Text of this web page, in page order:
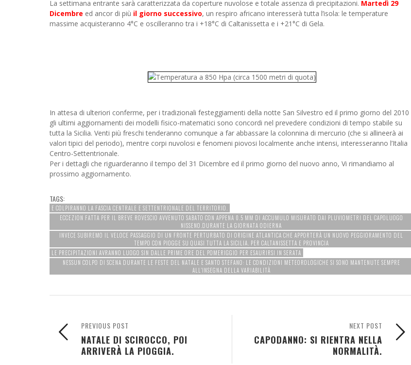
La settimana entrante sarà caratterizzata da coperture nuvolose e totale assenza di precipitazioni. Martedì 29
Dicembre ed ancor di più il giorno successivo, un respiro africano interesserà tutta l’isola: le temperature
massime acquisteranno 4°C e oscilleranno tra i +18°C di Caltanissetta e i +21°C di Gela.
In attesa di ulteriori conferme, per i tradizionali festeggiamenti della notte San Silvestro ed il primo giorno del 2010
gli ultimi aggiornamenti dei modelli fisico-matematici sono concordi nel prevedere condizioni di tempo stabile su
tutta la Sicilia. Venti più freschi tenderanno comunque a far abbassare la colonnina di mercurio (che si allineerà ai
valori tipici del periodo), mentre corpi nuvolosi e fenomeni piovosi localmente anche intensi, interesseranno l’Italia
Centro-Settentrionale.
Per i dettagli che riguarderanno il tempo del 31 Dicembre ed il primo giorno del nuovo anno, Vi rimandiamo al
prossimo aggiornamento.
TAGS:
E COLPIRANNO LA FASCIA CENTRALE E SETTENTRIONALE DEL TERRITORIO.
ECCEZION FATTA PER IL BREVE ROVESCIO AVVENUTO SABATO CON APPENA 0.5 MM DI ACCUMULO MISURATO DAI PLUVIOMETRI DEL CAPOLUOGO
NISSENO.DURANTE LA GIORNATA ODIERNA
INVECE SUBIREMO IL VELOCE PASSAGGIO DI UN FRONTE PERTURBATO DI ORIGINE ATLANTICA CHE APPORTERÀ UN NUOVO PEGGIORAMENTO DEL
TEMPO CON PIOGGE SU QUASI TUTTA LA SICILIA. PER CALTANISSETTA E PROVINCIA
LE PRECIPITAZIONI AVRANNO LUOGO SIN DALLE PRIME ORE DEL POMERIGGIO PER ESAURIRSI IN SERATA
NESSUN COLPO DI SCENA DURANTE LE FESTE DEL NATALE E SANTO STEFANO: LE CONDIZIONI METEOROLOGICHE SI SONO MANTENUTE SEMPRE
ALL'INSEGNA DELLA VARIABILITÀ
NEXT POST
CAPODANNO: SI RIENTRA NELLA
NORMALITÀ.
PREVIOUS POST
NATALE DI SCIROCCO, POI
ARRIVERÀ LA PIOGGIA.